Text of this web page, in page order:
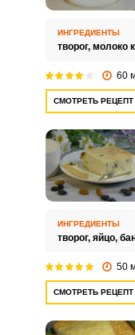
ИНГРЕДИЕНТЫ
творог, молоко
60
СМОТРЕТЬ РЕЦЕПТ
ИНГРЕДИЕНТЫ
творог, яйцо,
50
СМОТРЕТЬ РЕЦЕПТ